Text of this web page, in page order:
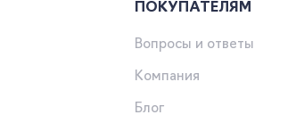
ПОКУПАТЕЛЯМ
Вопросы и ответы
Компания
Блог